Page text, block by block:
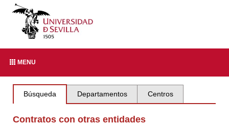
MENU
Búsqueda Departamentos Centros
Contratos con otras entidades